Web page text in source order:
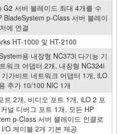
G2 서버 블레이드 최대 4개를 수
BladeSystem p-Class 서버 블레이
에 연결
HT-1000 및 HT-2100
용 내장형 NC373i 다기능 기
워크 어댑터 2개, 내장형 NC324i
가비트 네트워크 어댑터 1개, iLO
추가 10/100 NIC 1개
트 2개, 비디오 포트 1개, iLO 2 포
널 디버그 포트 1개, 모든 HP
p-Class 서버 블레이드 인클로
O 케이블 2개 기본 제공